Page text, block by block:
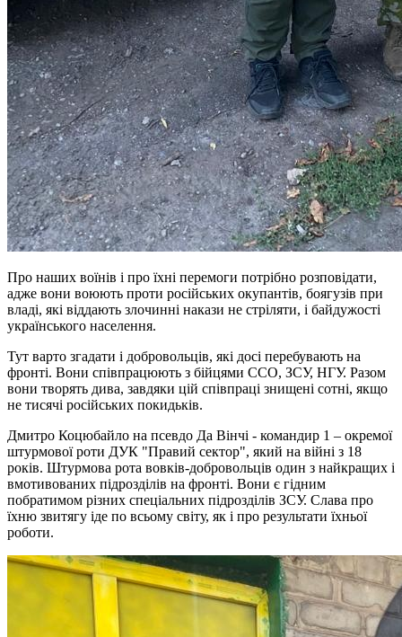
Про наших воїнів і про їхні перемоги потрібно розповідати,
адже вони воюють проти російських окупантів, боягузів при
владі, які віддають злочинні накази не стріляти, і байдужості
українського населення.
Тут варто згадати і добровольців, які досі перебувають на
фронті. Вони співпрацюють з бійцями ССО, ЗСУ, НГУ. Разом
вони творять дива, завдяки цій співпраці знищені сотні, якщо
не тисячі російських покидьків.
Дмитро Коцюбайло на псевдо Да Вінчі - командир 1 – окремої
штурмової роти ДУК "Правий сектор", який на війні з 18
років. Штурмова рота вовків-добровольців один з найкращих і
вмотивованих підрозділів на фронті. Вони є гідним
побратимом різних спеціальних підрозділів ЗСУ. Слава про
їхню звитягу іде по всьому світу, як і про результати їхньої
роботи.